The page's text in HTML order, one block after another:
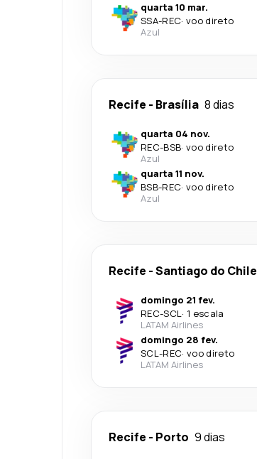
quarta 10 mar.
SSA-REC· voo direto
Azul
Recife - Brasília 8 dias
quarta 04 nov.
REC-BSB· voo direto
Azul
quarta 11 nov.
BSB-REC· voo direto
Azul
Recife -Santiago do Chile
domingo 21 fev.
REC-SCL· 1 escala
LATAM Airlines
domingo 28 fev.
SCL-REC· voo direto
LATAM Airlines
Recife - Porto 9 dias